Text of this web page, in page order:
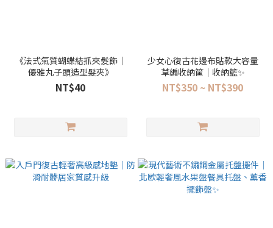
《法式氣質蝴蝶結抓夾髮飾｜
優雅丸子頭造型髮夾》
NT$40
少女心復古花邊布貼款大容量
草編收納筐｜收納籃✨
NT$350 ~ NT$390